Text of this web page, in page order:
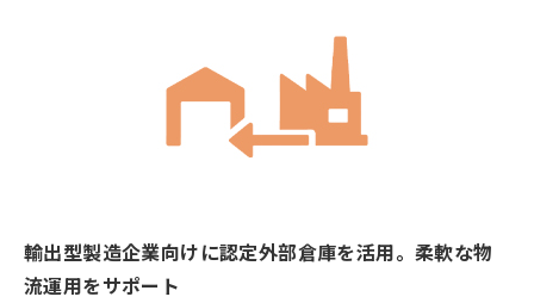
輸出型製造企業向けに認定外部倉庫を活用。柔軟な物
流運用をサポート